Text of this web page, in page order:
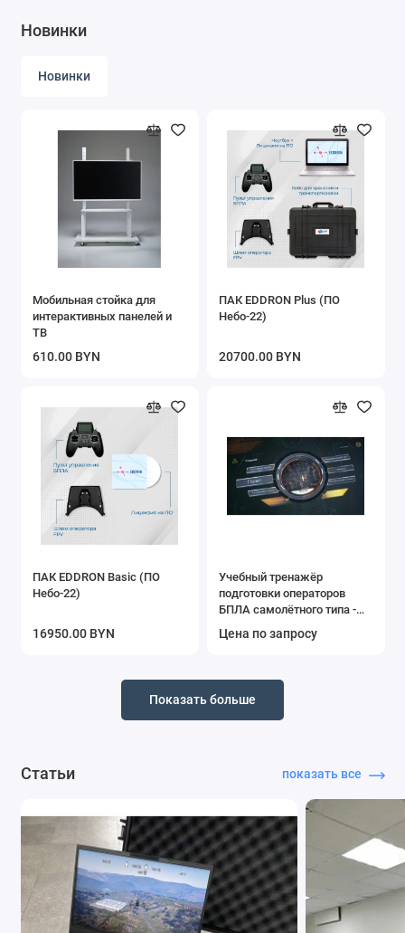
Умный город
3D голографические вентиляторы
Стойки для оборудования
STEM
Новинки
Новинки
Мобильная стойка для
интерактивных панелей и
ТВ
610.00 BYN
ПАК EDDRON Plus (ПО
Небо-22)
20700.00 BYN
ПАК EDDRON Basic (ПО
Небо-22)
16950.00 BYN
Учебный тренажёр
подготовки операторов
БПЛА самолётного типа -
Цакафлай
Цена по запросу
Показать больше
Статьи показать все